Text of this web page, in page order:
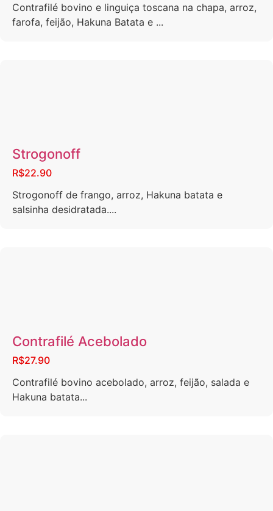
Contrafilé bovino e linguiça toscana na chapa, arroz,
farofa, feijão, Hakuna Batata e ...
Strogonoff
R$22.90
Strogonoff de frango, arroz, Hakuna batata e
salsinha desidratada....
Contrafilé Acebolado
R$27.90
Contrafilé bovino acebolado, arroz, feijão, salada e
Hakuna batata...